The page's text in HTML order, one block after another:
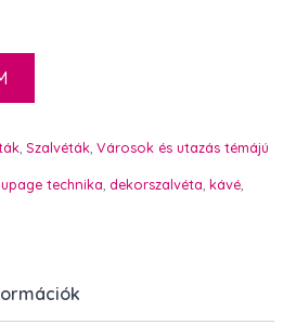
Szalvéták Városok és utazás témájú
technika dekorszalvéta kávé